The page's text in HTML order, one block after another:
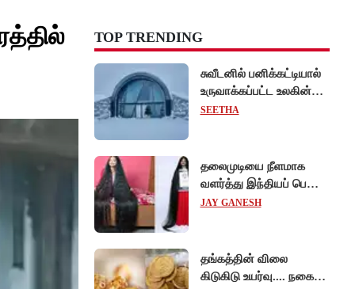
TOP TRENDING
சுவீடனில் பனிக்கட்டியால்
உருவாக்கப்பட்ட உலகின்
முதல் 'ஐஸ் ஓட்டல்'!
SEETHA
தலைமுடியை நீளமாக
வளர்த்து இந்தியப் பெண்
கின்னஸ் சாதனை!
JAY GANESH
தங்கத்தின் விலை
கிடுகிடு உயர்வு.... நகைப்